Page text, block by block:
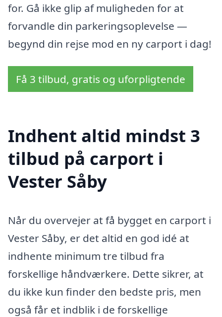
for. Gå ikke glip af muligheden for at
forvandle din parkeringsoplevelse —
begynd din rejse mod en ny carport i dag!
Få 3 tilbud, gratis og uforpligtende
Indhent altid mindst 3
tilbud på carport i
Vester Såby
Når du overvejer at få bygget en carport i
Vester Såby, er det altid en god idé at
indhente minimum tre tilbud fra
forskellige håndværkere. Dette sikrer, at
du ikke kun finder den bedste pris, men
også får et indblik i de forskellige